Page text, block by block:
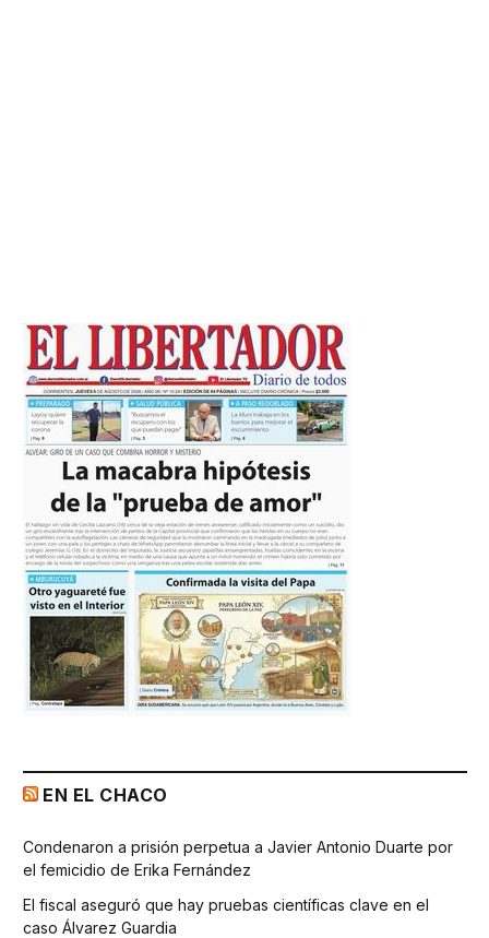
EN EL CHACO
Condenaron a prisión perpetua a Javier Antonio Duarte por
el femicidio de Erika Fernández
El fiscal aseguró que hay pruebas científicas clave en el
caso Álvarez Guardia